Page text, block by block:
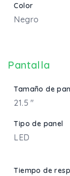
Color
Negro
Pantalla
Tamaño de
21.5 "
Tipo de panel
LED
Tiempo de